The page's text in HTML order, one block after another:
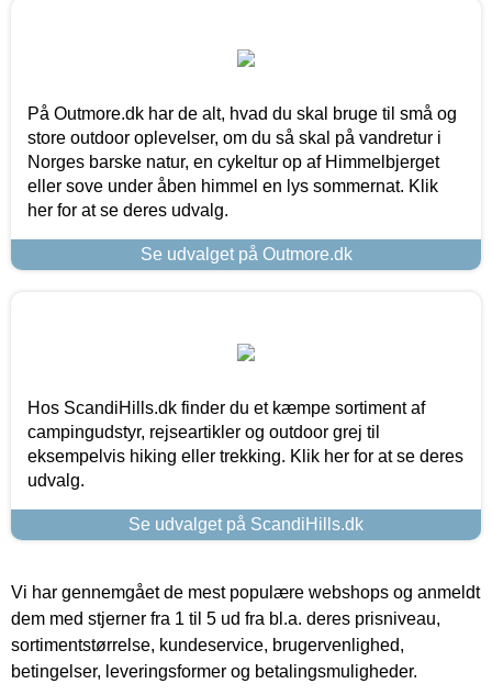
På Outmore.dk har de alt, hvad du skal bruge til små og
store outdoor oplevelser, om du så skal på vandretur i
Norges barske natur, en cykeltur op af Himmelbjerget
eller sove under åben himmel en lys sommernat. Klik
her for at se deres udvalg.
Se udvalget på Outmore.dk
Hos ScandiHills.dk finder du et kæmpe sortiment af
campingudstyr, rejseartikler og outdoor grej til
eksempelvis hiking eller trekking. Klik her for at se deres
udvalg.
Se udvalget på ScandiHills.dk
Vi har gennemgået de mest populære webshops og anmeldt
dem med stjerner fra 1 til 5 ud fra bl.a. deres prisniveau,
sortimentstørrelse, kundeservice, brugervenlighed,
betingelser, leveringsformer og betalingsmuligheder.